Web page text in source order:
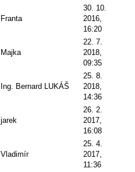
Franta
30. 10.
2016,
16:20
Majka
22. 7.
2018,
09:35
Ing. Bernard LUKÁŠ
25. 8.
2018,
14:36
jarek
26. 2.
2017,
16:08
Vladimír
25. 4.
2017,
11:36